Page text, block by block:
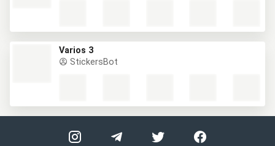
Varios 3
StickersBot